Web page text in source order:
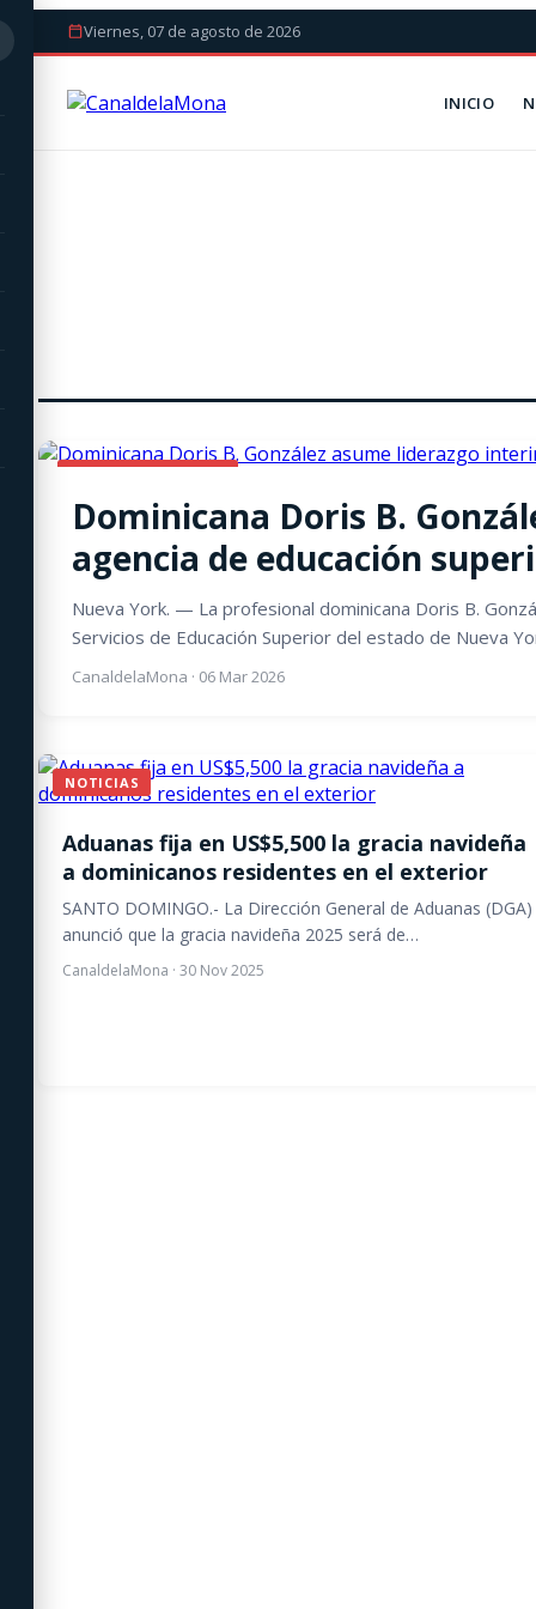
Viernes, 07 de agosto de 2026
INICIO
Dominicana Doris B.
agencia de educación
Nueva York. — La profesional dominicana Doris B.
Servicios de Educación Superior del estado de Nueva
CanaldelaMona · 06 Mar 2026
NOTICIAS
Aduanas fija en US$5,500 la gracia navideña
a dominicanos residentes en el exterior
SANTO DOMINGO.- La Dirección General de Aduanas (DGA)
anunció que la gracia navideña 2025 será de…
CanaldelaMona · 30 Nov 2025